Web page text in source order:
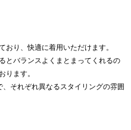
おり、快適に着用いただけます。
とバランスよくまとまってくれるの
ります。
それぞれ異なるスタイリングの雰囲